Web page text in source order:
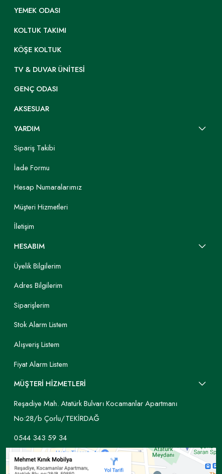
YEMEK ODASI
KOLTUK TAKIMI
KÖŞE KOLTUK
TV & DUVAR ÜNITESI
GENÇ ODASI
AKSESUAR
YARDIM
Sipariş Takibi
İade Formu
Hesap Numaralarımız
Müşteri Hizmetleri
İletişim
HESABIM
Üyelik Bilgilerim
Adres Bilgilerim
Siparişlerim
Stok Alarm Listem
Alışveriş Listem
Fiyat Alarm Listem
MÜŞTERİ HİZMETLERİ
Reşadiye Mah. Atatürk Bulvarı Kocamanlar Apartmanı
No:28/b Çorlu/TEKİRDAĞ
0544 343 59 34